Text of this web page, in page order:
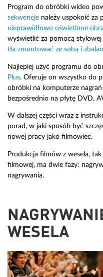
Program do obróbki wideo
sekwencje należy uspokoić za
nieprawidłowo oświetlone
wyświetlić za pomocą
tła zmontować ze sobą i
Najlepiej użyć programu do
Plus. Oferuje on wszystko do
obróbki na komputerze
bezpośrednio na płytę DVD,
W dalszej części wraz z
porad, w jaki sposób być
nowej pracy jako filmowiec.
Produkcja filmów z wesela,
filmowej, ma dwie fazy:
nagrywania.
WESELA